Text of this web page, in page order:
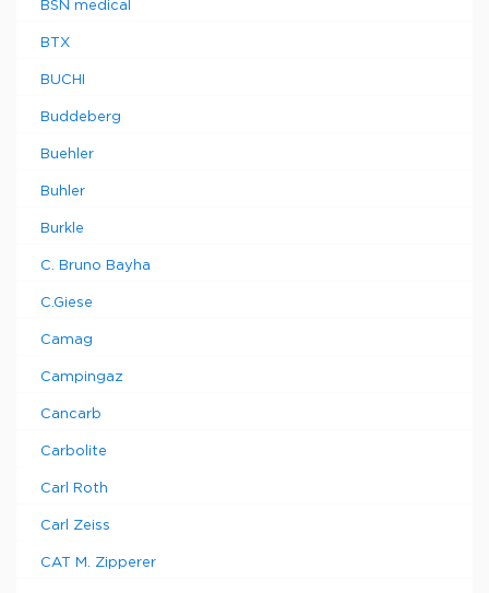
BSN medical
BTX
BUCHI
Buddeberg
Buehler
Buhler
Burkle
C. Bruno Bayha
C.Giese
Camag
Campingaz
Cancarb
Carbolite
Carl Roth
Carl Zeiss
CAT M. Zipperer